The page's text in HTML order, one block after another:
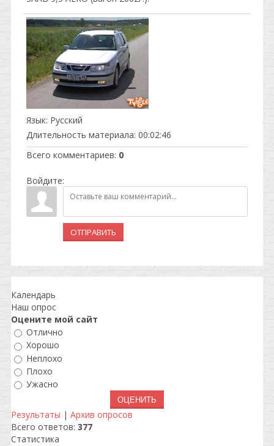
Язык: Русский
Длительность материала: 00:02:46
Всего комментариев: 0
Войдите:
ОТПРАВИТЬ
Календарь
Наш опрос
Оцените мой сайт
Отлично
Хорошо
Неплохо
Плохо
Ужасно
Результаты | Архив опросов
Всего ответов: 377
Статистика